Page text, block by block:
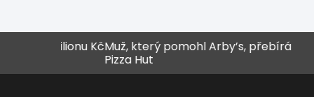
1 milionu KčMuž, který pomohl Arby’s, přebírá
Pizza Hut